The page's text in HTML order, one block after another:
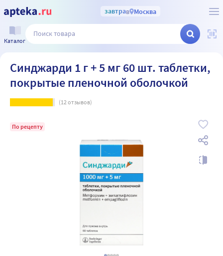
завтрав Москва
Каталог
Синджарди 1 г + 5 мг 60 шт. таблетки,
покрытые пленочной оболочкой
(12отзывов)
По рецепту